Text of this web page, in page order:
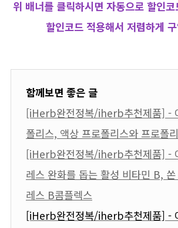
위 배너를 클릭하시면 자동으로 할인
할인코드 적용해서 저렴하게
함께보면 좋은 글
[iHerb완전정복/iherb추천제품] -
폴리스, 액상 프로폴리스와 프로폴
[iHerb완전정복/iherb추천제품] -
레스 완화를 돕는 활성 비타민 B,
레스 B콤플렉스
[iHerb완전정복/iherb추천제품] -